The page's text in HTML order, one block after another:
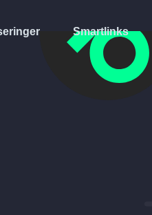
Smartlinks